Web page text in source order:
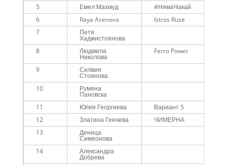
5 Емел Махмуд #НямаЧакай
6
Raya Asenova Istros Ruse
7
Петя
Хаджистоянова
8
Людмила
Николова
Ferro Power
9
Силвия
Стоянова
10 Румяна
Пановска
11
Юлия Георгиева Вариант 5
12
Златина Генчева ЧИМЕРНА
13
Деница
Симеонова
14 Александра
Добрева